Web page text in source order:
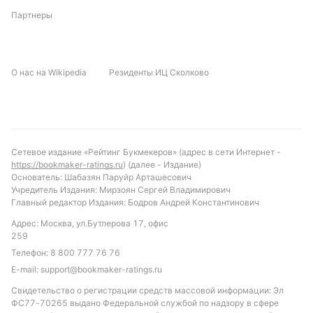
Обновлено:
Партнеры
О нас на Wikipedia Резиденты ИЦ Сколково
Сетевое издание «Рейтинг Букмекеров» (адрес в сети Интернет -
https://bookmaker-ratings.ru) (далее - Издание)
Основатель: Шабазян Паруйр Арташесович
Учредитель Издания: Мирзоян Сергей Владимирович
Главный редактор Издания: Бодров Андрей Константинович
Адрес: Москва, ул.Бутлерова 17, офис
259
Телефон: 8 800 777 76 76
E-mail: support@bookmaker-ratings.ru
Свидетельство о регистрации средств массовой информации: Эл
ФС77-70265 выдано Федеральной службой по надзору в сфере